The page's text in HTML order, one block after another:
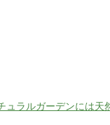
ュラルガーデンには天